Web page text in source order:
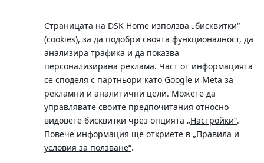
Страницата на DSK Home използва „бисквитки“
(cookies), за да подобри своята функционалност, да
анализира трафика и да показва
персонализирана реклама. Част от информацията
се споделя с партньори като Google и Meta за
рекламни и аналитични цели. Можете да
управлявате своите предпочитания относно
видовете бисквитки чрез опцията „Настройки“.
Повече информация ще откриете в „Правила и
условия за ползване“.
Телефон:
0700 10 375 / *2375
Московска No.19 / ул. Г. Бенковски No. 5, София 1036
SWIFT/BIC: